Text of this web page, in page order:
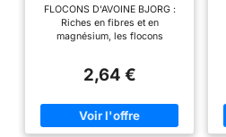
FLOCONS D'AVOINE BJORG :
Riches en fibres et en
magnésium, les flocons
recette de votre choix, au petit
moment de la journée LES
ATOUTS DE CES FLOCONS
D'AVOINE : 100 Percentage Bio,
2,64 €